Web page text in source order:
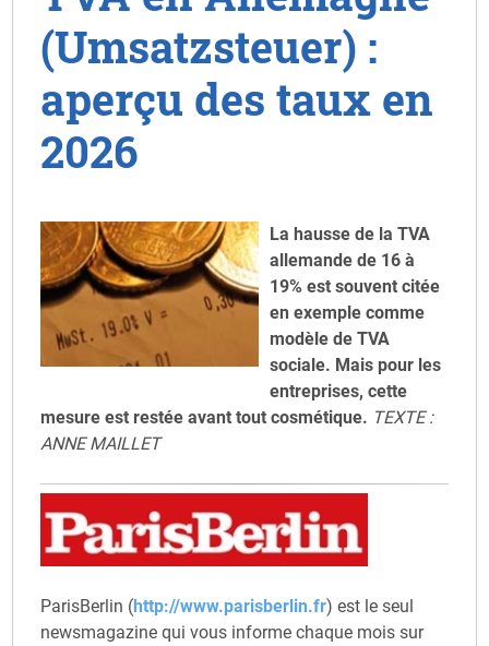
(Umsatzsteuer) :
aperçu des taux en
2026
La hausse de la TVA
allemande de 16 à
19% est souvent citée
en exemple comme
modèle de TVA
sociale. Mais pour les
entreprises, cette
mesure est restée avant tout cosmétique. TEXTE :
ANNE MAILLET
ParisBerlin (http://www.parisberlin.fr) est le seul
newsmagazine qui vous informe chaque mois sur